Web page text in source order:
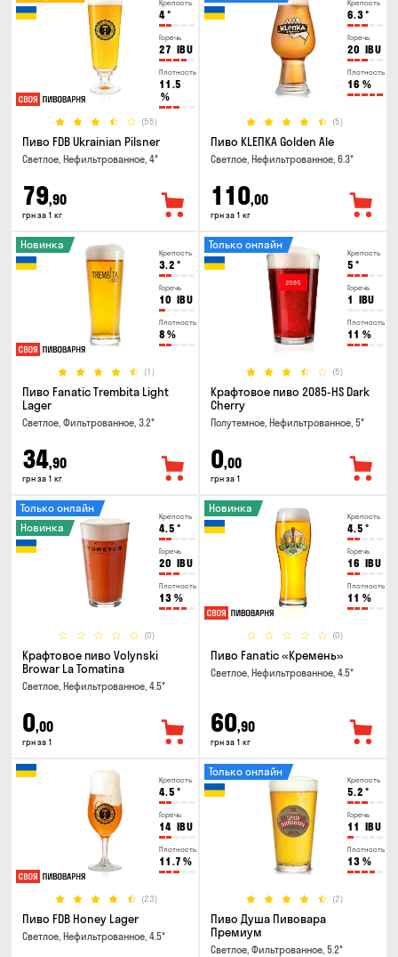
Крепость
4°
Горечь
27 IBU
Плотность
11.5
%
(55)
Пиво FDB Ukrainian Pilsner
Светлое, Нефильтрованное, 4°
79,90
грн за 1 кг
Крепость
6.3°
Горечь
20 IBU
Плотность
16 %
(5)
Пиво KLEПКА Golden Ale
Светлое, Нефильтрованное, 6.3°
110,00
грн за 1 кг
Крепость
3.2 °
Горечь
10 IBU
Плотность
8 %
(1)
Новинка
Пиво Fanatic Trembita Light
Lager
Светлое, Фильтрованное, 3.2°
34,90
грн за 1 кг
Крепость
5 °
Горечь
1 IBU
Плотность
11 %
(5)
Только онлайн
Крафтовое пиво 2085-HS Dark
Cherry
Полутемное, Нефильтрованное, 5°
0,00
грн за 1
Крепость
4.5 °
Горечь
20 IBU
Плотность
13 %
(0)
Только онлайн
Новинка
Крафтовое пиво Volynski
Browar La Tomatina
Светлое, Нефильтрованное, 4.5°
0,00
грн за 1
Крепость
4.5 °
Горечь
16 IBU
Плотность
11 %
(0)
Новинка
Пиво Fanatic «Кремень»
Светлое, Нефильтрованное, 4.5°
60,90
грн за 1 кг
Крепость
4.5 °
Горечь
14 IBU
Плотность
11.7 %
(23)
Пиво FDB Honey Lager
Светлое, Нефильтрованное, 4.5°
Крепость
5.2 °
Горечь
11 IBU
Плотность
13 %
(2)
Только онлайн
Пиво Душа Пивовара
Премиум
Светлое, Фильтрованное, 5.2°